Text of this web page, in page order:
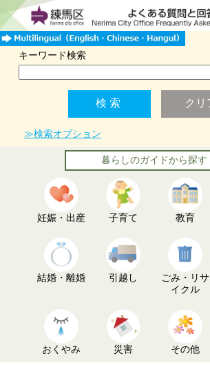
キーワード検索
≫検索オプション
暮らしのガイドから探す
妊娠・出産 子育て 教育
結婚・離婚 引越し
ごみ・リサ
イクル
おくやみ 災害 その他